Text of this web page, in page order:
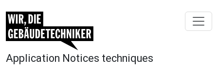
Application Notices techniques